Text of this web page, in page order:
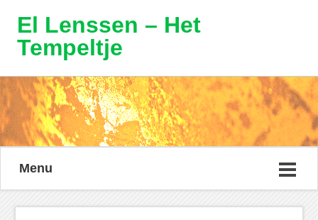
El Lenssen – Het
Tempeltje
Menu